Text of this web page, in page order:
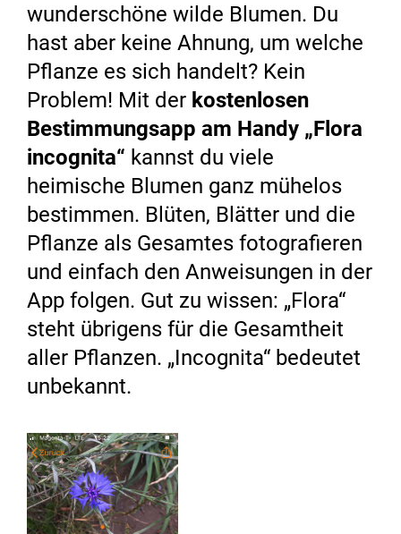
wunderschöne wilde Blumen. Du
hast aber keine Ahnung, um welche
Pflanze es sich handelt? Kein
Problem! Mit der kostenlosen
Bestimmungsapp am Handy „Flora
incognita“ kannst du viele
heimische Blumen ganz mühelos
bestimmen. Blüten, Blätter und die
Pflanze als Gesamtes fotografieren
und einfach den Anweisungen in der
App folgen. Gut zu wissen: „Flora“
steht übrigens für die Gesamtheit
aller Pflanzen. „Incognita“ bedeutet
unbekannt.